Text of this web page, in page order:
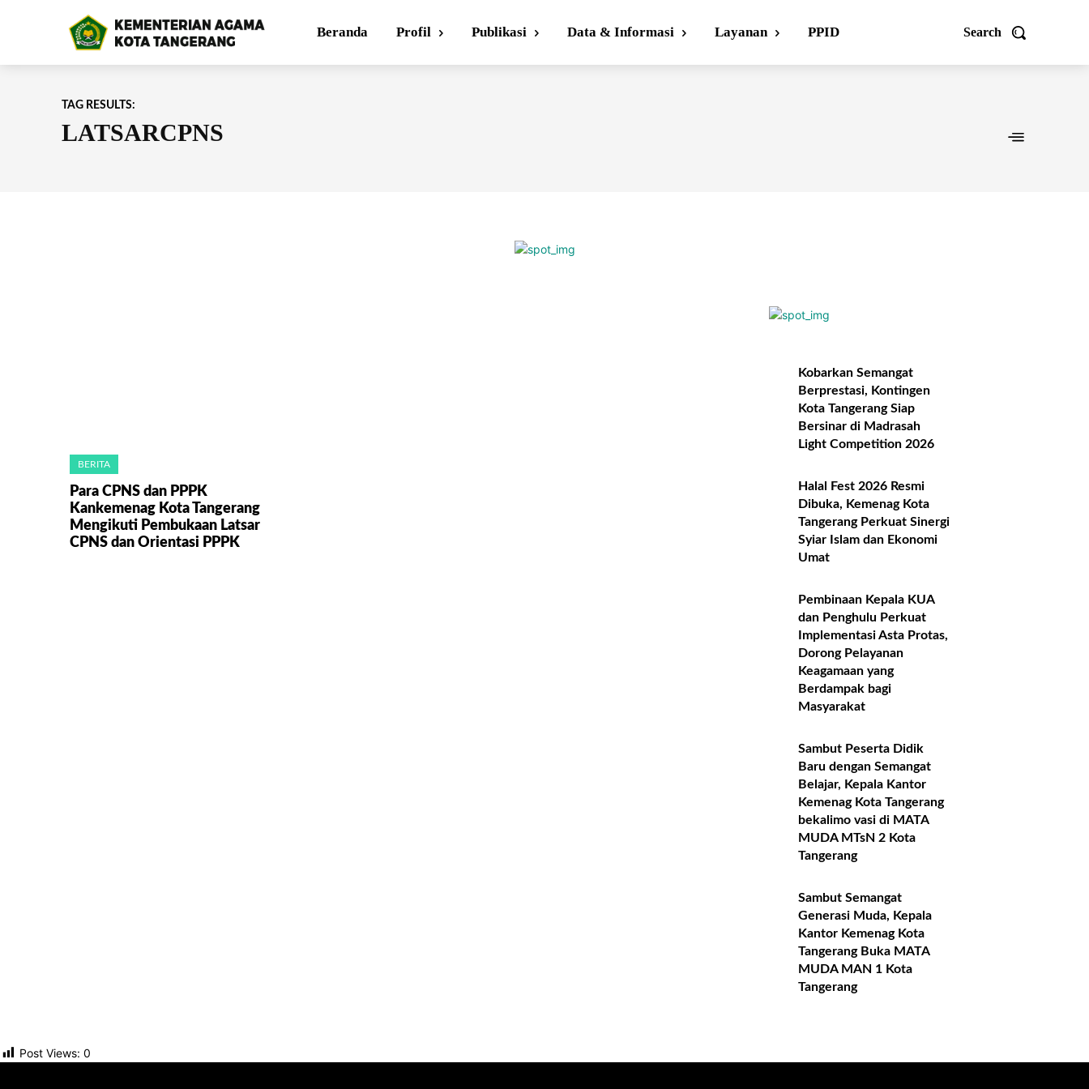
Search
Beranda Profil Publikasi Data & Informasi Layanan PPID
TAG RESULTS:
LATSARCPNS
BERITA
Para CPNS dan PPPK
Kankemenag Kota Tangerang
Mengikuti Pembukaan Latsar
CPNS dan Orientasi PPPK
Kobarkan Semangat
Berprestasi, Kontingen
Kota Tangerang Siap
Bersinar di Madrasah
Light Competition 2026
Halal Fest 2026 Resmi
Dibuka, Kemenag Kota
Tangerang Perkuat Sinergi
Syiar Islam dan Ekonomi
Umat
Pembinaan Kepala KUA
dan Penghulu Perkuat
Implementasi Asta Protas,
Dorong Pelayanan
Keagamaan yang
Berdampak bagi
Masyarakat
Sambut Peserta Didik
Baru dengan Semangat
Belajar, Kepala Kantor
Kemenag Kota Tangerang
bekalimo vasi di MATA
MUDA MTsN 2 Kota
Tangerang
Sambut Semangat
Generasi Muda, Kepala
Kantor Kemenag Kota
Tangerang Buka MATA
MUDA MAN 1 Kota
Tangerang
Post Views: 0